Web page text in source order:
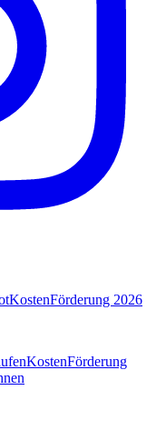
KostenFörderung 2026
KostenFörderung